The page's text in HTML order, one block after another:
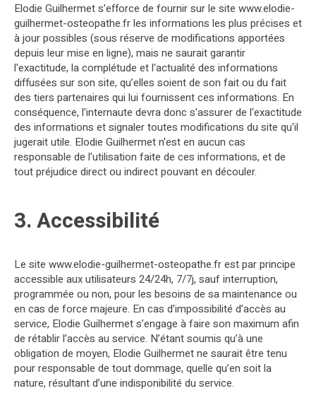
Elodie Guilhermet s’efforce de fournir sur le site www.elodie-
guilhermet-osteopathe.fr les informations les plus précises et
à jour possibles (sous réserve de modifications apportées
depuis leur mise en ligne), mais ne saurait garantir
l'exactitude, la complétude et l'actualité des informations
diffusées sur son site, qu’elles soient de son fait ou du fait
des tiers partenaires qui lui fournissent ces informations. En
conséquence, l'internaute devra donc s'assurer de l'exactitude
des informations et signaler toutes modifications du site qu'il
jugerait utile. Elodie Guilhermet n'est en aucun cas
responsable de l'utilisation faite de ces informations, et de
tout préjudice direct ou indirect pouvant en découler.
3. Accessibilité
Le site www.elodie-guilhermet-osteopathe.fr est par principe
accessible aux utilisateurs 24/24h, 7/7j, sauf interruption,
programmée ou non, pour les besoins de sa maintenance ou
en cas de force majeure. En cas d’impossibilité d’accès au
service, Elodie Guilhermet s’engage à faire son maximum afin
de rétablir l’accès au service. N’étant soumis qu’à une
obligation de moyen, Elodie Guilhermet ne saurait être tenu
pour responsable de tout dommage, quelle qu’en soit la
nature, résultant d’une indisponibilité du service.